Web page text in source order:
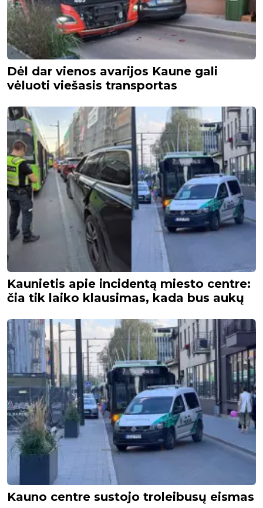
Dėl dar vienos avarijos Kaune gali
vėluoti viešasis transportas
Kaunietis apie incidentą miesto centre:
čia tik laiko klausimas, kada bus aukų
Kauno centre sustojo troleibusų eismas